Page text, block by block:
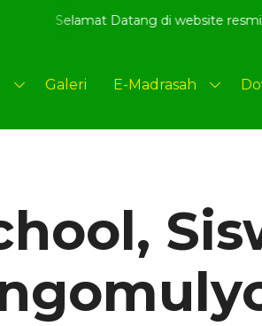
Datang di website resmi MI
Galeri E-Madrasah